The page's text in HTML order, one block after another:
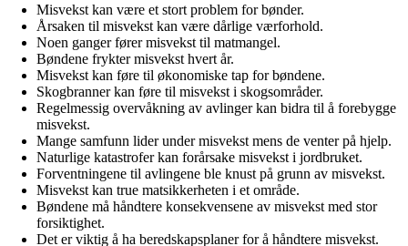
Misvekst kan være et stort problem for bønder.
Årsaken til misvekst kan være dårlige værforhold.
Noen ganger fører misvekst til matmangel.
Bøndene frykter misvekst hvert år.
Misvekst kan føre til økonomiske tap for bøndene.
Skogbranner kan føre til misvekst i skogsområder.
Regelmessig overvåkning av avlinger kan bidra til å forebygge
misvekst.
Mange samfunn lider under misvekst mens de venter på hjelp.
Naturlige katastrofer kan forårsake misvekst i jordbruket.
Forventningene til avlingene ble knust på grunn av misvekst.
Misvekst kan true matsikkerheten i et område.
Bøndene må håndtere konsekvensene av misvekst med stor
forsiktighet.
Det er viktig å ha beredskapsplaner for å håndtere misvekst.